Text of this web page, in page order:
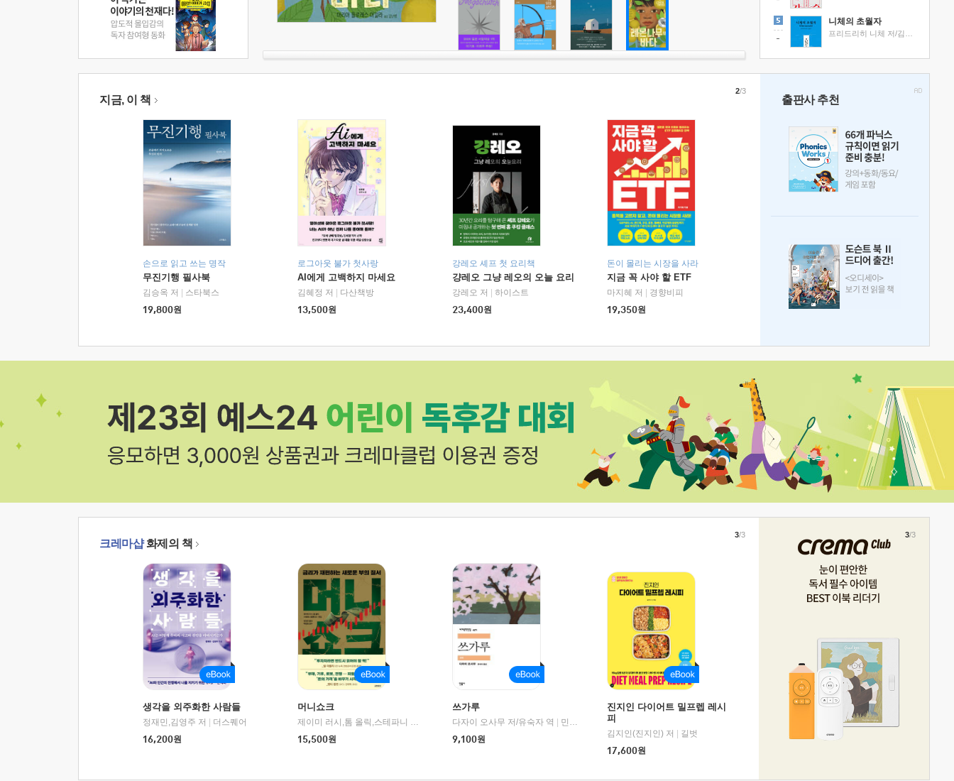
니체의 초월자
지금, 이 책
손으로 읽고 쓰는 명작
무진기행 필사북
김승옥 저
스타북스
19,800원
로그아웃 불가 첫사랑
AI에게 고백하지 마세요
김혜정 저
다산책방
13,500원
강레오 셰프 첫 요리책
걍레오 그냥 레오의 오늘 요리
강레오 저
하이스트
23,400원
돈이 몰리는 시장을 사라
지금 꼭 사야 할 ETF
마지혜 저
경향비피
19,350원
2/3
출판사 추천
크레마샵화제의 책
생각을 외주화한 사람들
정재민,김영주 저
더스퀘어
16,200원
머니쇼크
제이미 러시,톰 올릭,스테파니 플랜더스 편저/임경은 역/박정호 감수 |
교보문고
15,500원
쓰가루
다자이 오사무 저/유숙자 역
민음사
9,100원
진지인 다이어트 밀프렙 레시
피
김지인(진지인) 저
길벗
17,600원
3/3 3/3